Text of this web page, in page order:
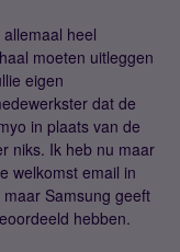
heel
moeten uitleggen
eigen
dat de
in plaats van de
niks. Ik heb nu maar
welkomst email in
Samsung geeft
hebben.